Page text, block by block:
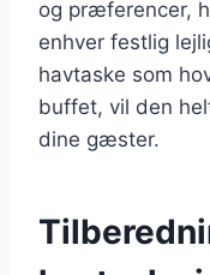
og præferencer,
enhver festlig
havtaske som
buffet, vil den
dine gæster.